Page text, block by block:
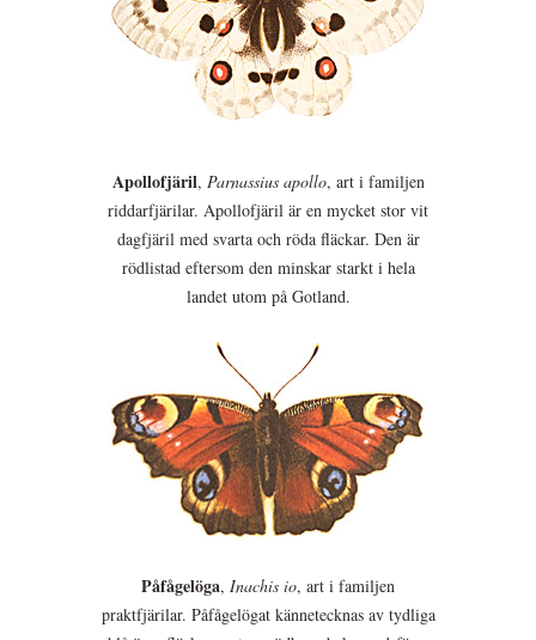
Apollofjäril, Parnassius apollo, art i familjen
riddarfjärilar. Apollofjäril är en mycket stor vit
dagfjäril med svarta och röda fläckar. Den är
rödlistad eftersom den minskar starkt i hela
landet utom på Gotland.
Påfågelöga, Inachis io, art i familjen
praktfjärilar. Påfågelögat kännetecknas av tydliga